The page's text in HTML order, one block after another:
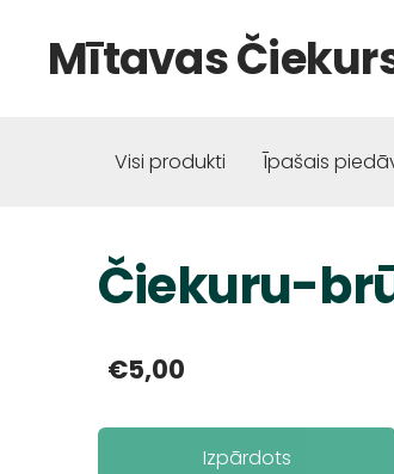
Mītavas
Visi produkti Īpašais
Čiekuru-
€5,00
Izpārdots